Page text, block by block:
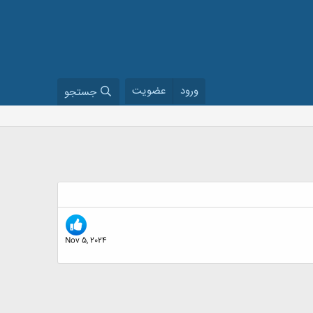
ورود عضویت جستجو
Nov 5, 2024